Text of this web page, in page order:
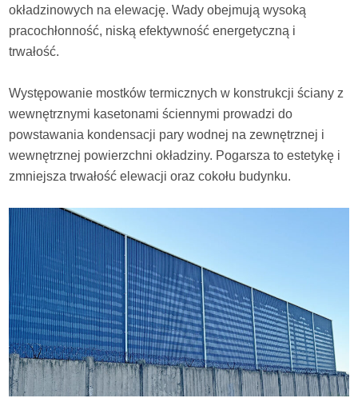
okładzinowych na elewację. Wady obejmują wysoką
pracochłonność, niską efektywność energetyczną i
trwałość.
Występowanie mostków termicznych w konstrukcji ściany z
wewnętrznymi kasetonami ściennymi prowadzi do
powstawania kondensacji pary wodnej na zewnętrznej i
wewnętrznej powierzchni okładziny. Pogarsza to estetykę i
zmniejsza trwałość elewacji oraz cokołu budynku.